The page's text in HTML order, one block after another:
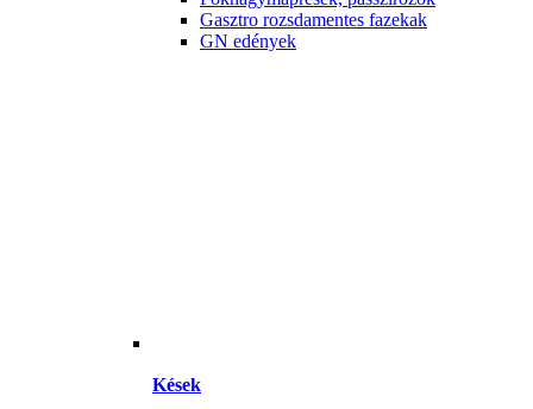
Gasztro rozsdamentes fazekak
GN edények
Kések